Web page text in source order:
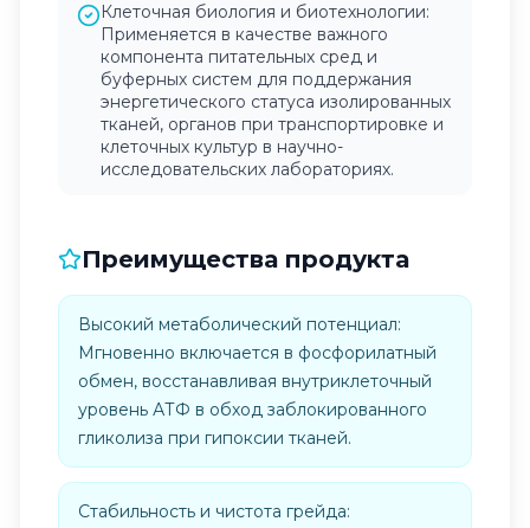
Клеточная биология и биотехнологии:
Применяется в качестве важного
компонента питательных сред и
буферных систем для поддержания
энергетического статуса изолированных
тканей, органов при транспортировке и
клеточных культур в научно-
исследовательских лабораториях.
Преимущества продукта
Высокий метаболический потенциал:
Мгновенно включается в фосфорилатный
обмен, восстанавливая внутриклеточный
уровень АТФ в обход заблокированного
гликолиза при гипоксии тканей.
Стабильность и чистота грейда: